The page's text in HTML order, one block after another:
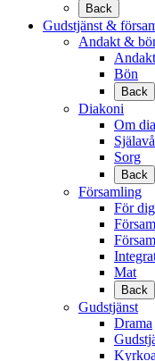
Back
Gudstjänst &
Andakt &
Andakt
Bön
Back
Diakoni
Om
Sorg
Back
Församling
För
Mat
Back
Gudstjänst
Drama